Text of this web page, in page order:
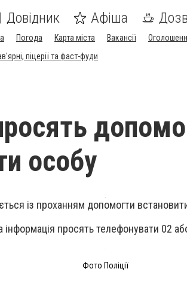
Довідник Афіша
Погода Карта міста Вакансії
піцерії та фаст-фуди
особу
із проханням допомогти
інформація просять телефонувати 02
Фото Поліції